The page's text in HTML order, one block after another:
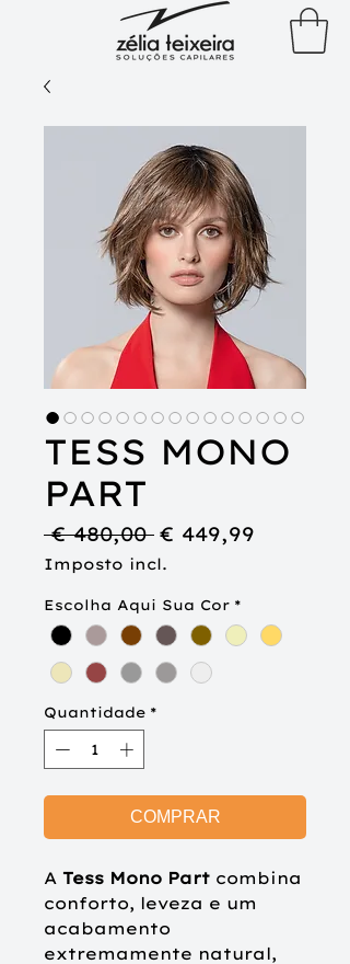
TESS MONO
PART
€ 480,00 Preço
normal
€ 449,99
Imposto incl.
Escolha Aqui Sua Cor *
Quantidade *
COMPRAR
A Tess Mono Part combina
conforto, leveza e um
acabamento
extremamente natural,